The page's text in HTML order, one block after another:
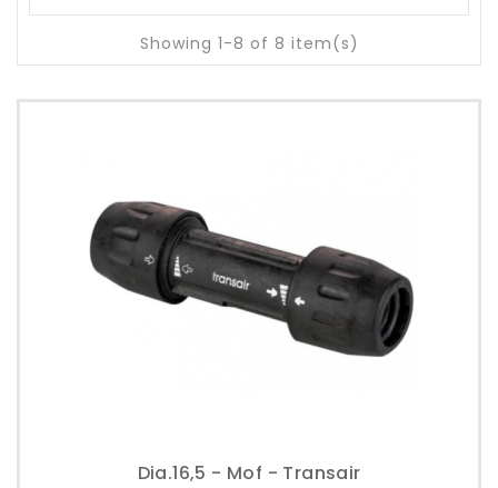
Showing 1-8 of 8 item(s)
Dia.16,5 - Mof - Transair